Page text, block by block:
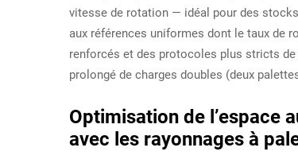
vitesse de rotation — idéal pour des
aux références uniformes dont le taux de
renforcés et des protocoles plus stricts
prolongé de charges doubles (deux
Optimisation de l’espace
avec les rayonnages à